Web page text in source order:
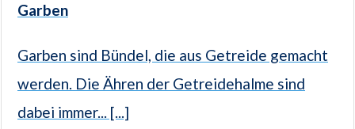
Garben
Garben sind Bündel, die aus Getreide gemacht
werden. Die Ähren der Getreidehalme sind
dabei immer... [...]